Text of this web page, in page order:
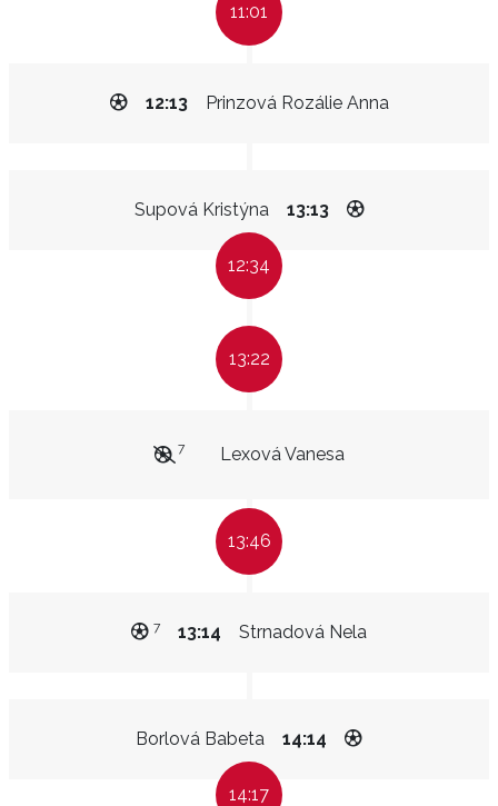
11:01
Prinzová Rozálie Anna
12:13
Supová Kristýna 13:13
12:34
13:22
Lexová Vanesa
7
13:46
Strnadová Nela
13:14
7
Borlová Babeta 14:14
14:17